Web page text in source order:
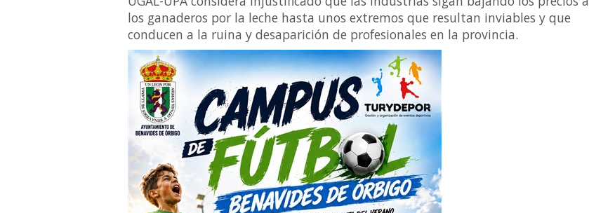
los ganaderos por la leche hasta unos extremos que resultan inviables y que
conducen a la ruina y desaparición de profesionales en la provincia.